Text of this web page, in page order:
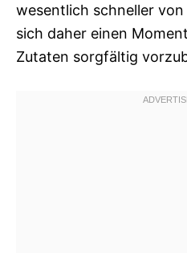
wesentlich schneller
sich daher einen
Zutaten sorgfältig